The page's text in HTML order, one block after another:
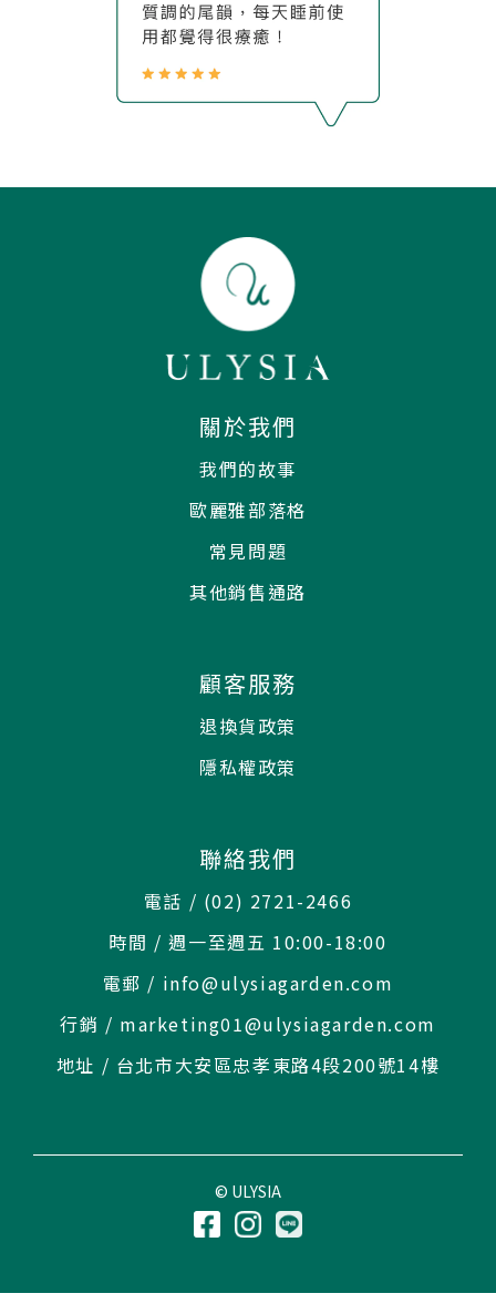
關於我們
我們的故事
歐麗雅部落格
常見問題
其他銷售通路
顧客服務
退換貨政策
隱私權政策
聯絡我們
電話 / (02) 2721-2466
時間 / 週一至週五 10:00-18:00
電郵 / info@ulysiagarden.com
行銷 / marketing01@ulysiagarden.com
地址 / 台北市大安區忠孝東路4段200號14樓
© ULYSIA